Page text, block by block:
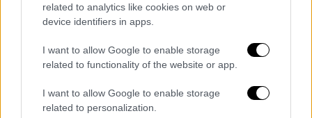
related to analytics like cookies on web or
device identifiers in apps.
I want to allow Google to enable storage
related to functionality of the website or app.
I want to allow Google to enable storage
related to personalization.
καγκελάριος Κρίστιαν Στόκερ
«πράξη αδιανόητης βίας» και ανακοίνωσε
τριήμερο εθνικό πένθος . Στις 10 το πρωί
της Τετάρτης, η χώρα θα τηρήσει
ενός
λεπτού σιγήστη μνήμη των θυμάτων.